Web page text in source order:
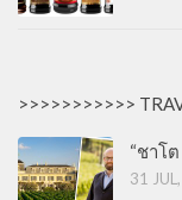
>>>>>>>>>>>
“ชาโ
31